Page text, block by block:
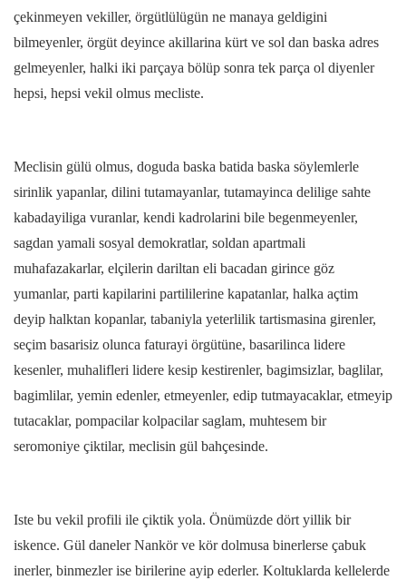
çekinmeyen vekiller, örgütlülügün ne manaya geldigini
bilmeyenler, örgüt deyince akillarina kürt ve sol dan baska adres
gelmeyenler, halki iki parçaya bölüp sonra tek parça ol diyenler
hepsi, hepsi vekil olmus mecliste.
Meclisin gülü olmus, doguda baska batida baska söylemlerle
sirinlik yapanlar, dilini tutamayanlar, tutamayinca delilige sahte
kabadayiliga vuranlar, kendi kadrolarini bile begenmeyenler,
sagdan yamali sosyal demokratlar, soldan apartmali
muhafazakarlar, elçilerin dariltan eli bacadan girince göz
yumanlar, parti kapilarini partililerine kapatanlar, halka açtim
deyip halktan kopanlar, tabaniyla yeterlilik tartismasina girenler,
seçim basarisiz olunca faturayi örgütüne, basarilinca lidere
kesenler, muhalifleri lidere kesip kestirenler, bagimsizlar, baglilar,
bagimlilar, yemin edenler, etmeyenler, edip tutmayacaklar, etmeyip
tutacaklar, pompacilar kolpacilar saglam, muhtesem bir
seromoniye çiktilar, meclisin gül bahçesinde.
Iste bu vekil profili ile çiktik yola. Önümüzde dört yillik bir
iskence. Gül daneler Nankör ve kör dolmusa binerlerse çabuk
inerler, binmezler ise birilerine ayip ederler. Koltuklarda kellelerde